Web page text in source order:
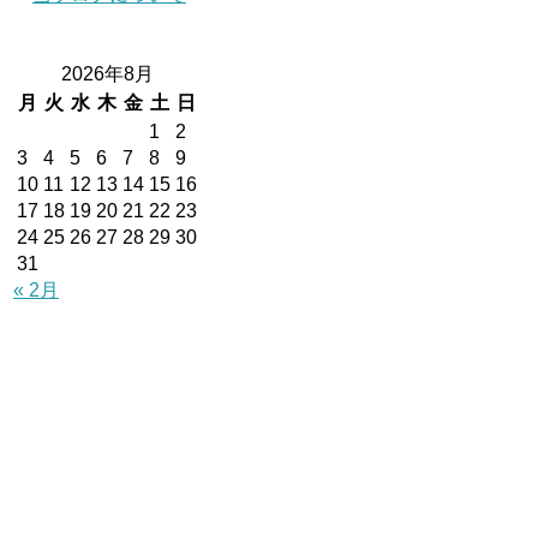
2026年8月
月
火 水 木 金 土
日
1
2
3
4 5 6 7 8
9
10 11 12 13 14 15 16
17 18 19 20 21 22 23
24 25 26 27 28 29 30
31
« 2月